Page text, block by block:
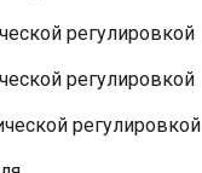
регулировкой
регулировкой
регулировкой